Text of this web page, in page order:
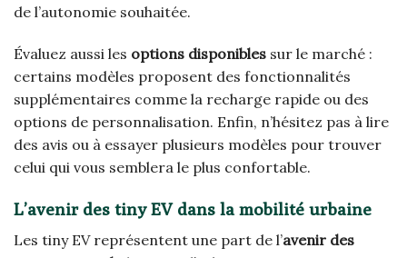
de l’autonomie souhaitée.
Évaluez aussi les options disponibles sur le marché :
certains modèles proposent des fonctionnalités
supplémentaires comme la recharge rapide ou des
options de personnalisation. Enfin, n’hésitez pas à lire
des avis ou à essayer plusieurs modèles pour trouver
celui qui vous semblera le plus confortable.
L’avenir des tiny EV dans la mobilité urbaine
Les tiny EV représentent une part de l’avenir des